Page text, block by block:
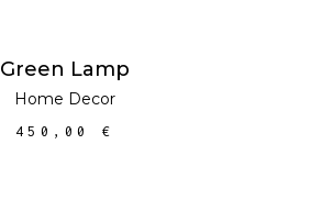
Green Lamp
Home Decor
450,00 €